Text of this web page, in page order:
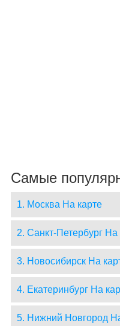
Самые
1. Москва На карте
2. Санкт-Петербург На
3. Новосибирск На
4. Екатеринбург На
5. Нижний Новгород